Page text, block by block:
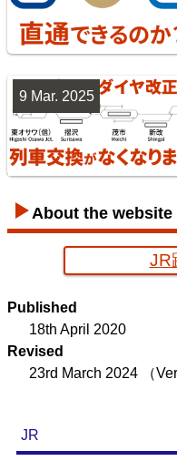
神奈川臨海
楽天市場 書泉
楽天市場
9 Mar. 2025
About the website
JR
Published
18th April 2020
Revised
23rd March 2024 （
JR